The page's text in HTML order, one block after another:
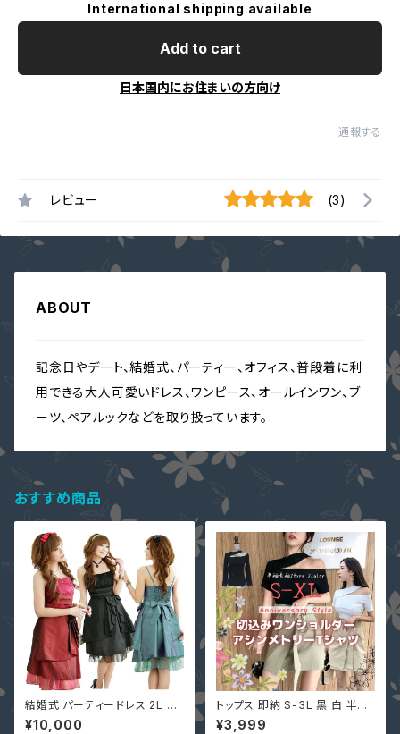
International shipping available
Add to cart
日本国内にお住まいの方向け
通報する
レビュー (3)
ABOUT
記念日やデート、結婚式、パーティー、オフィス、普段着に利
用できる大人可愛いドレス、ワンピース、オールインワン、ブ
ーツ、ペアルックなどを取り扱っています。
おすすめ商品
結婚式 パーティードレス 2L 3L
黒 大きいサイズ チュール プリー
¥10,000
トップス 即納 S-3L 黒 白 半袖
長袖 Ｔシャツ オフショルダー ス
¥3,999